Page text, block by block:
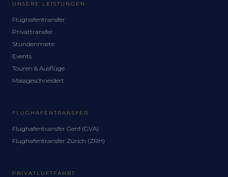
UNSERE LEISTUNGEN
Flughafentransfer
Privattransfer
Stundenmiete
Events
Touren & Ausflüge
Massgeschneidert
FLUGHAFENTRANSFER
Flughafentransfer Genf (GVA)
Flughafentransfer Zürich (ZRH)
PRIVATLUFTFAHRT